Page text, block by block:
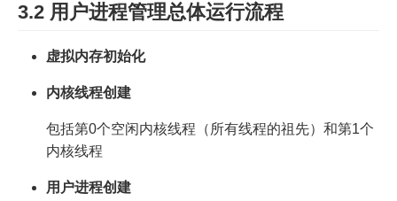
3.2 用户进程管理总体运行流程
虚拟内存初始化
内核线程创建
包括第0个空闲内核线程（所有线程的祖先）和第1个
内核线程
用户进程创建